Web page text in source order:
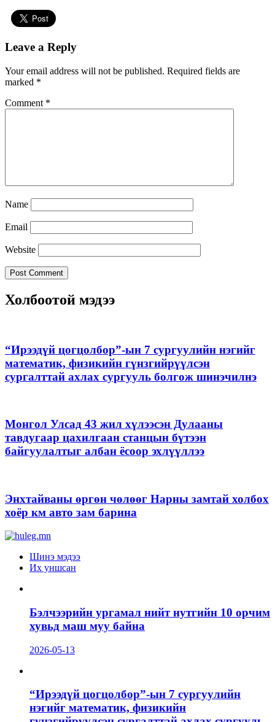
Leave a Reply
Your email address will not be published. Required fields are
marked *
Comment *
Name
Email
Website
Холбоотой мэдээ
“Ирээдүй цогцолбор”-ын 7 сургуулийн нэгийг
математик, физикийн гүнзгийрүүлсэн
сургалттай ахлах сургууль болгож шинэчилнэ
Монгол Улсад 43 жил хүлээсэн Дулааны
тавдугаар цахилгаан станцын бүтээн
байгуулалтыг албан ёсоор эхлүүллээ
Энхтайваны өргөн чөлөөг Нарны замтай холбох
хоёр км авто зам барина
Шинэ мэдээ
Их уншсан
Бэлчээрийн ургамал нийт нутгийн 10 орчим
хувьд маш муу байна
2026-05-13
“Ирээдүй цогцолбор”-ын 7 сургуулийн
нэгийг математик, физикийн